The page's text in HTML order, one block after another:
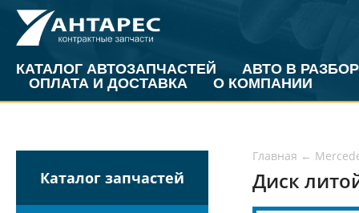
КАТАЛОГ АВТОЗАПЧАСТЕЙ
АВТО В РАЗБОР
ОПЛАТА И ДОСТАВКА
О КОМПАНИИ
Каталог запчастей
Главная ←
Диск